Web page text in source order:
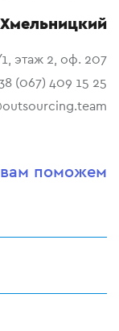
Хмельницкий
этаж 2, оф. 207
(067) 409 15 25
поможем